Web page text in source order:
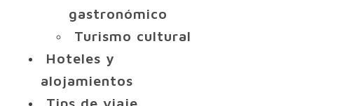
gastronómico
Turismo cultural
Hoteles y
alojamientos